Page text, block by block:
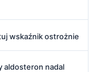
wskaźnik ostrożnie
aldosteron nadal